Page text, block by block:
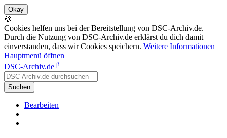
🍪
Cookies helfen uns bei der Bereitstellung von DSC-Archiv.de.
Durch die Nutzung von DSC-Archiv.de erklärst du dich damit
einverstanden, dass wir Cookies speichern. Weitere Informationen
Hauptmenü öffnen
DSC-Archiv.de β
Suchen
Bearbeiten